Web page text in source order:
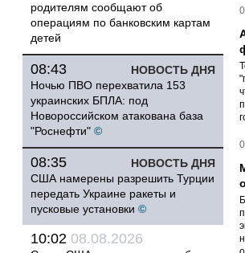
родителям сообщают об
операциям по банковским картам
детей
НОВОСТЬ ДНЯ
08:43
Ночью ПВО перехватила 153
украинских БПЛА: под
Новороссийском атакована база
"Роснефти" ©
НОВОСТЬ ДНЯ
08:35
США намерены разрешить Турции
передать Украине ракеты и
пусковые установки ©
10:02 08.08.2026